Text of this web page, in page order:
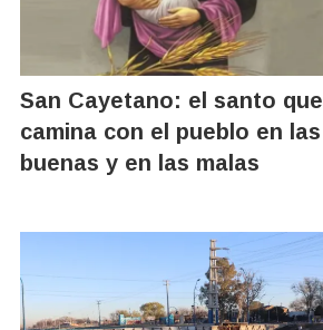
San Cayetano: el santo que
camina con el pueblo en las
buenas y en las malas